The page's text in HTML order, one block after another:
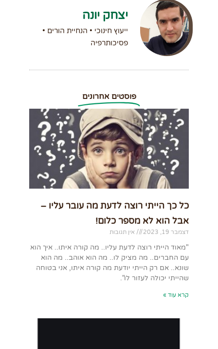
יצחק יונה
ייעוץ חינוכי • הנחיית הורים •
פסיכותרפיה
פוסטים אחרונים
כל כך הייתי רוצה לדעת מה עובר עליו –
אבל הוא לא מספר כלום!
דצמבר 19, 2023 אין תגובות
"מאוד הייתי רוצה לדעת עליו.. מה קורה איתו.. איך הוא
עם החברים.. מה מציק לו.. מה הוא אוהב.. מה הוא
שונא.. אם רק הייתי יודעת מה קורה איתו, אני בטוחה
שהייתי יכולה לעזור לו".
קרא עוד »